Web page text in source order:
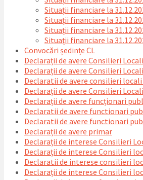
Situaţii financiare la
Situaţii financiare la
Situații financiare la
Situaţii financiare la
Convocări ședințe CL
Declarații de avere Consilieri
Declarații de avere Consilieri
Declaratii de avere consilieri locali
Declarații de avere Consilieri
Declarații de avere funcționari
Declaratii de avere functionari
Declaratii de avere functionari
Declarații de avere primar
Declarații de interese Consilieri
Declarații de interese Consilieri
Declaratii de interese consilieri
Declarații de interese Consilieri